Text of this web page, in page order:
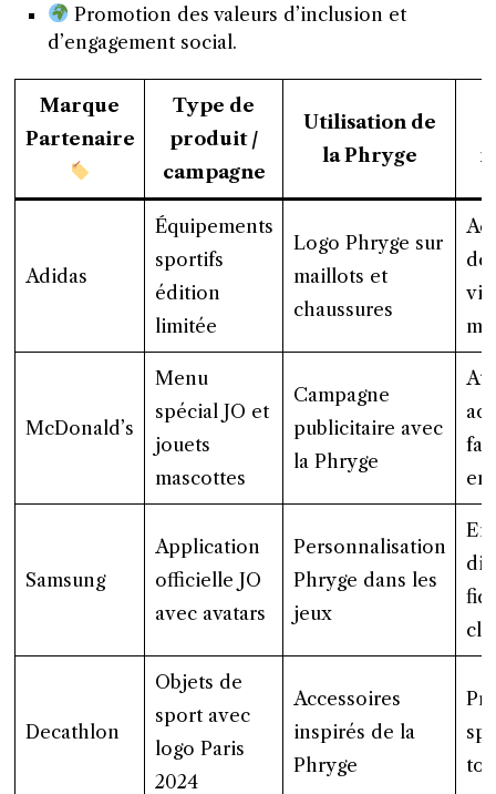
Promotion des valeurs d’inclusion et
d’engagement social.
Marque
Partenaire
Type de
produit /
campagne
Utilisation de
la Phryge
Adidas
Équipements
sportifs
édition
limitée
Logo Phryge sur
maillots et
chaussures
McDonald’s
Menu
spécial JO et
jouets
mascottes
Campagne
publicitaire avec
la Phryge
Samsung
Application
officielle JO
avec avatars
Personnalisation
Phryge dans les
jeux
Decathlon
Objets de
sport avec
logo Paris
2024
Accessoires
inspirés de la
Phryge